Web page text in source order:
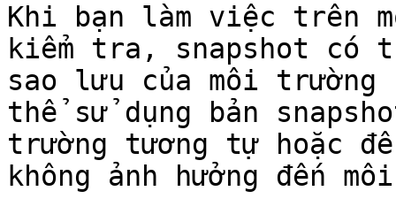
Khi bạn làm việc trên
kiểm tra, snapshot có
sao lưu của môi
thể sử dụng bản
trường tương tự hoặc
không ảnh hưởng đến